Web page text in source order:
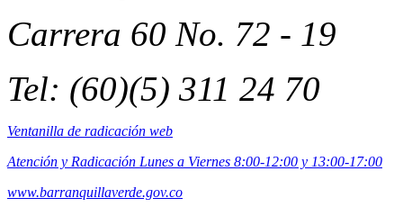
Carrera 60 No. 72 - 19
Tel: (60)(5) 311 24 70
Ventanilla de radicación web
Atención y Radicación Lunes a Viernes 8:00-12:00 y 13:00-17:00
www.barranquillaverde.gov.co